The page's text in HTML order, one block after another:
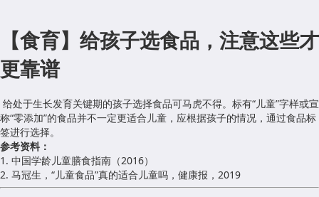
【食育】给孩子选食品，注意这些才
更靠谱
给处于生长发育关键期的孩子选择食品可马虎不得。标有“儿童”字样或宣
称“零添加”的食品并不一定更适合儿童，应根据孩子的情况，通过食品标
签进行选择。
参考资料：
1. 中国学龄儿童膳食指南（2016）
2. 马冠生，“儿童食品”真的适合儿童吗，健康报，2019